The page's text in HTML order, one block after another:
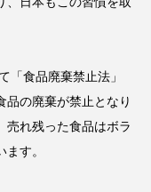
「食品廃棄禁止法」
品の廃棄が禁止となり
売れ残った食品はボラ
す。